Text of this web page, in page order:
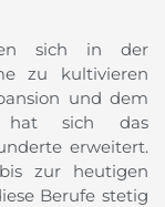
sich in der
zu kultivieren
und dem
hat sich das
erweitert.
zur heutigen
Berufe stetig